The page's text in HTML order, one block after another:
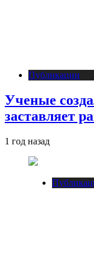
Публикации
Ученые
заставляет
1 год назад